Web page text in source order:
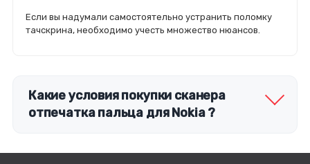
Если вы надумали самостоятельно устранить поломку
тачскрина, необходимо учесть множество нюансов.
Какие условия покупки сканера
отпечатка пальца для Nokia ?